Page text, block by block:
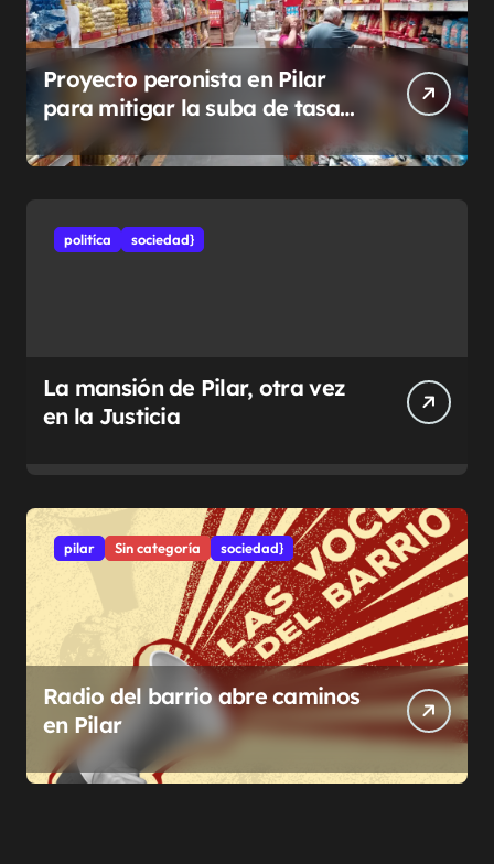
Proyecto peronista en Pilar
para mitigar la suba de tasas
municipales
politíca sociedad}
La mansión de Pilar, otra vez
en la Justicia
pilar Sin categoría sociedad}
Radio del barrio abre caminos
en Pilar